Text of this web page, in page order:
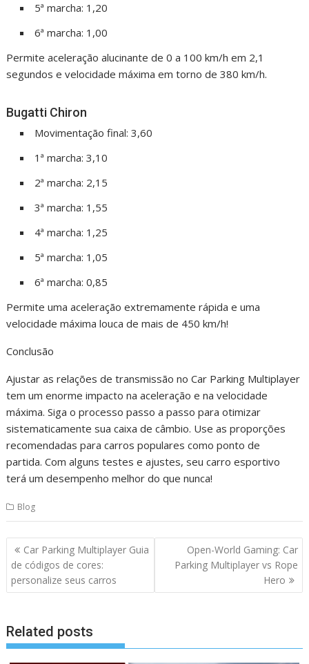
5ª marcha: 1,20
6ª marcha: 1,00
Permite aceleração alucinante de 0 a 100 km/h em 2,1
segundos e velocidade máxima em torno de 380 km/h.
Bugatti Chiron
Movimentação final: 3,60
1ª marcha: 3,10
2ª marcha: 2,15
3ª marcha: 1,55
4ª marcha: 1,25
5ª marcha: 1,05
6ª marcha: 0,85
Permite uma aceleração extremamente rápida e uma
velocidade máxima louca de mais de 450 km/h!
Conclusão
Ajustar as relações de transmissão no Car Parking Multiplayer
tem um enorme impacto na aceleração e na velocidade
máxima. Siga o processo passo a passo para otimizar
sistematicamente sua caixa de câmbio. Use as proporções
recomendadas para carros populares como ponto de
partida. Com alguns testes e ajustes, seu carro esportivo
terá um desempenho melhor do que nunca!
Blog
Post
navigation
Car Parking Multiplayer Guia
de códigos de cores:
personalize seus carros
Open-World Gaming: Car
Parking Multiplayer vs Rope
Hero
Related posts